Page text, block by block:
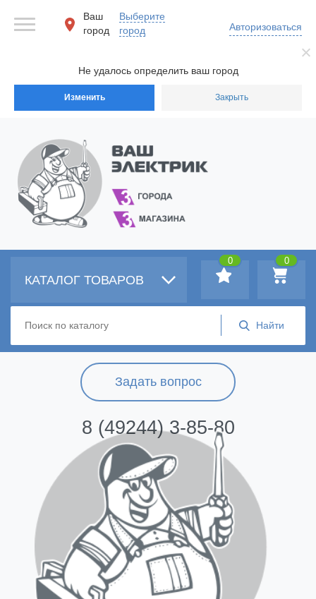
Не удалось определить ваш город
Изменить Закрыть
Ваш
город
Выберите
город
Авторизоваться
Задать вопрос
8 (49244) 3-85-80
КАТАЛОГ ТОВАРОВ
0
0